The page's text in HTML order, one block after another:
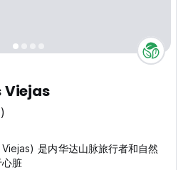
Viejas
是内华达山脉旅行者和自然
脏